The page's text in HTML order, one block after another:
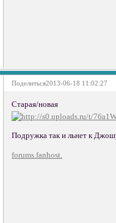
Поделиться2013-06-18 11:02:27
Старая/новая
Подружка так и льнет к
forums.fanhost.